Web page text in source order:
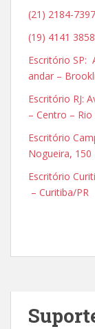
(21) 2184-
(19) 4141
Escritório SP:
andar –
Escritório RJ:
– Centro – Rio
Escritório
Nogueira,
Escritório
– Curitiba/PR